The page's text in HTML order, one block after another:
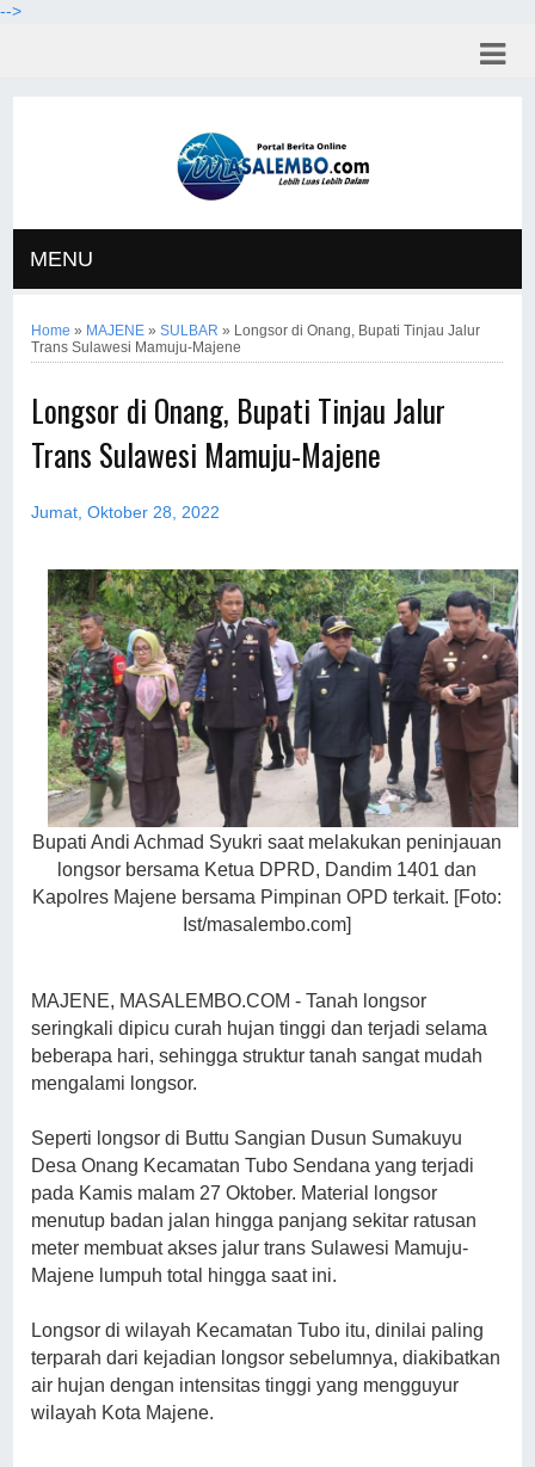
-->
MENU
Home » MAJENE »SULBAR » Longsor di Onang, Bupati Tinjau Jalur
Trans Sulawesi Mamuju-Majene
Longsor di Onang, Bupati Tinjau Jalur
Trans Sulawesi Mamuju-Majene
Jumat, Oktober 28, 2022
Bupati Andi Achmad Syukri saat melakukan peninjauan
longsor bersama Ketua DPRD, Dandim 1401 dan
Kapolres Majene bersama Pimpinan OPD terkait. [Foto:
Ist/masalembo.com]
MAJENE, MASALEMBO.COM - Tanah longsor
seringkali dipicu curah hujan tinggi dan terjadi selama
beberapa hari, sehingga struktur tanah sangat mudah
mengalami longsor.
Seperti longsor di Buttu Sangian Dusun Sumakuyu
Desa Onang Kecamatan Tubo Sendana yang terjadi
pada Kamis malam 27 Oktober. Material longsor
menutup badan jalan hingga panjang sekitar ratusan
meter membuat akses jalur trans Sulawesi Mamuju-
Majene lumpuh total hingga saat ini.
Longsor di wilayah Kecamatan Tubo itu, dinilai paling
terparah dari kejadian longsor sebelumnya, diakibatkan
air hujan dengan intensitas tinggi yang mengguyur
wilayah Kota Majene.